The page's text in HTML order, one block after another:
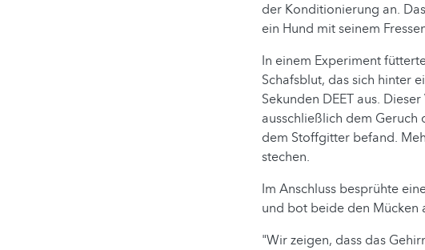
der Konditionierung an.
ein Hund mit seinem
In einem Experiment
Schafsblut, das sich hinter
Sekunden DEET aus.
ausschließlich dem Geruch
dem Stoffgitter befand.
stechen.
Im Anschluss besprühte
und bot beide den Mücken
"Wir zeigen, dass das